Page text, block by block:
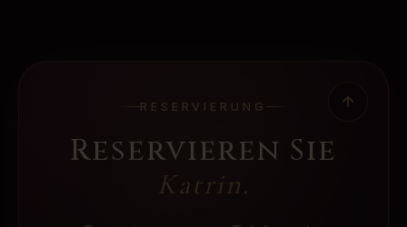
RESERVIERUNG
Reservieren Sie
Katrin.